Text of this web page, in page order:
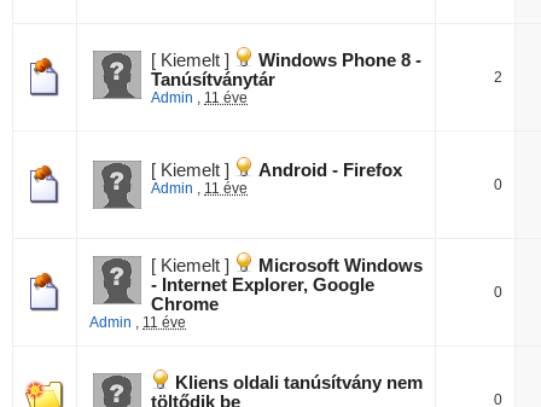
[ Kiemelt ]
Windows Phone 8 -
Tanúsítványtár
Admin , 11 éve
2
[ Kiemelt ] Android - Firefox
Admin , 11 éve 0
[ Kiemelt ]
Microsoft Windows
- Internet Explorer, Google
Chrome
Admin , 11 éve
0
Kliens oldali tanúsítvány nem
töltődik be
0